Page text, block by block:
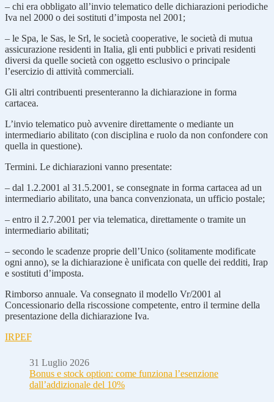
– chi era obbligato all’invio telematico delle dichiarazioni periodiche
Iva nel 2000 o dei sostituti d’imposta nel 2001;
– le Spa, le Sas, le Srl, le società cooperative, le società di mutua
assicurazione residenti in Italia, gli enti pubblici e privati residenti
diversi da quelle società con oggetto esclusivo o principale
l’esercizio di attività commerciali.
Gli altri contribuenti presenteranno la dichiarazione in forma
cartacea.
L’invio telematico può avvenire direttamente o mediante un
intermediario abilitato (con disciplina e ruolo da non confondere con
quella in questione).
Termini. Le dichiarazioni vanno presentate:
– dal 1.2.2001 al 31.5.2001, se consegnate in forma cartacea ad un
intermediario abilitato, una banca convenzionata, un ufficio postale;
– entro il 2.7.2001 per via telematica, direttamente o tramite un
intermediario abilitati;
– secondo le scadenze proprie dell’Unico (solitamente modificate
ogni anno), se la dichiarazione è unificata con quelle dei redditi, Irap
e sostituti d’imposta.
Rimborso annuale. Va consegnato il modello Vr/2001 al
Concessionario della riscossione competente, entro il termine della
presentazione della dichiarazione Iva.
IRPEF
31 Luglio 2026
Bonus e stock option: come funziona l’esenzione
dall’addizionale del 10%